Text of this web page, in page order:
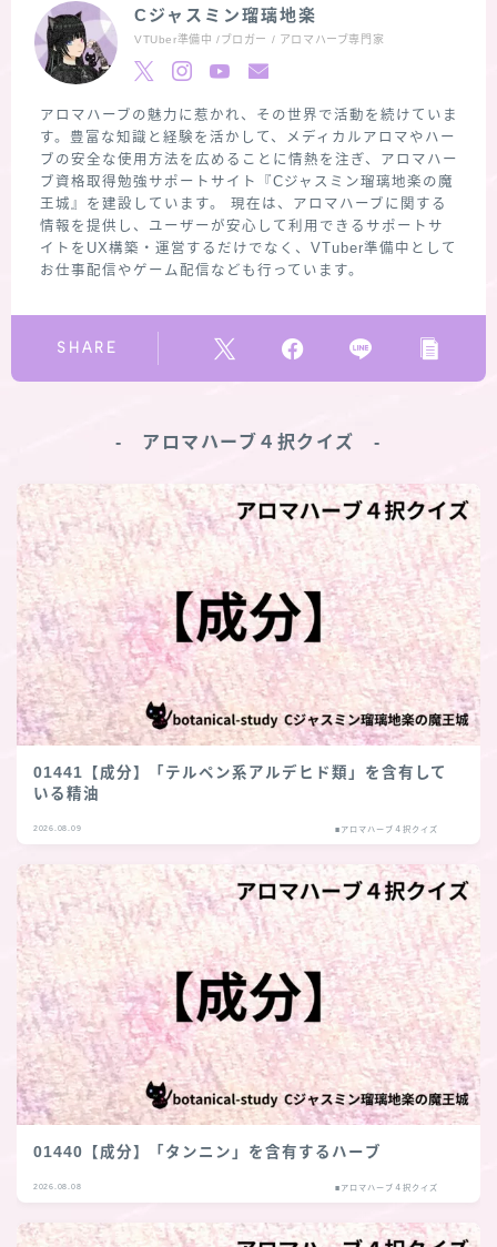
Cジャスミン瑠璃地楽
VTUber準備中 /ブロガー / アロマハーブ専門家
アロマハーブの魅力に惹かれ、その世界で活動を続けていま
す。豊富な知識と経験を活かして、メディカルアロマやハー
ブの安全な使用方法を広めることに情熱を注ぎ、アロマハー
ブ資格取得勉強サポートサイト『Cジャスミン瑠璃地楽の魔
王城』を建設しています。 現在は、アロマハーブに関する
情報を提供し、ユーザーが安心して利用できるサポートサ
イトをUX構築・運営するだけでなく、VTuber準備中として
お仕事配信やゲーム配信なども行っています。
SHARE
‐ アロマハーブ４択クイズ ‐
01441【成分】「テルペン系アルデヒド類」を含有して
いる精油
2026.08.09 ■アロマハーブ４択クイズ
01440【成分】「タンニン」を含有するハーブ
2026.08.08 ■アロマハーブ４択クイズ